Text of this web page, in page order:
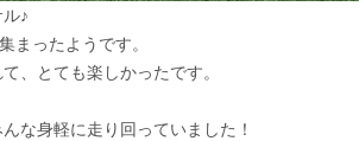
♪
まったようです。
、とても楽しかったです。
な身軽に走り回っていました！